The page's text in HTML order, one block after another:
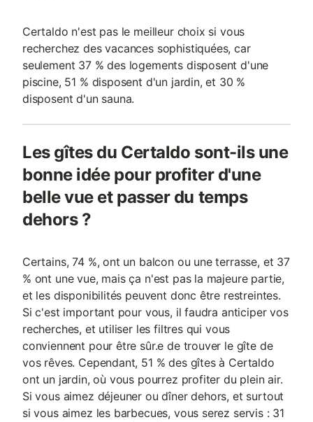
Certaldo n'est pas le meilleur choix si vous
recherchez des vacances sophistiquées, car
seulement 37 % des logements disposent d'une
piscine, 51 % disposent d'un jardin, et 30 %
disposent d'un sauna.
Les gîtes du Certaldo sont-ils une
bonne idée pour profiter d'une
belle vue et passer du temps
dehors ?
Certains, 74 %, ont un balcon ou une terrasse, et 37
% ont une vue, mais ça n'est pas la majeure partie,
et les disponibilités peuvent donc être restreintes.
Si c'est important pour vous, il faudra anticiper vos
recherches, et utiliser les filtres qui vous
conviennent pour être sûr.e de trouver le gîte de
vos rêves. Cependant, 51 % des gîtes à Certaldo
ont un jardin, où vous pourrez profiter du plein air.
Si vous aimez déjeuner ou dîner dehors, et surtout
si vous aimez les barbecues, vous serez servis : 31